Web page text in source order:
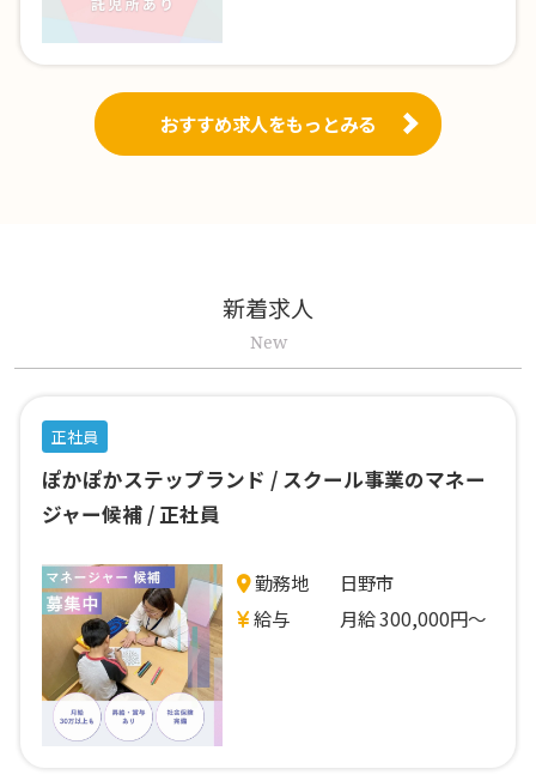
おすすめ求人をもっとみる
新着求人
New
正社員
ぽかぽかステップランド / スクール事業のマネー
ジャー候補 / 正社員
勤務地
日野市
給与
月給 300,000円～